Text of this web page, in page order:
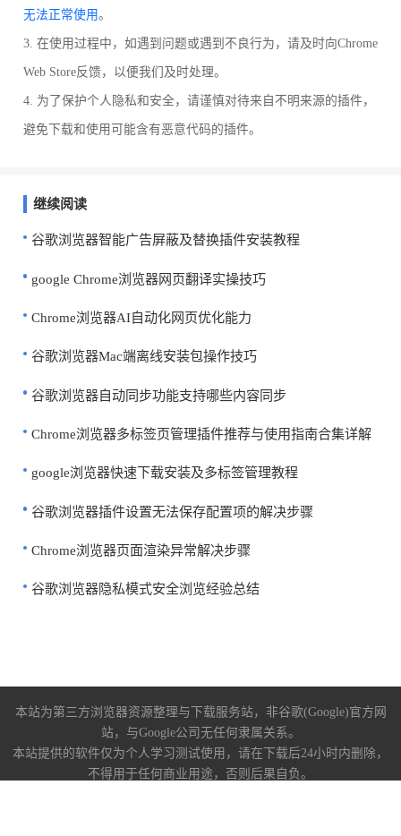
无法正常使用。
3. 在使用过程中，如遇到问题或遇到不良行为，请及时向Chrome
Web Store反馈，以便我们及时处理。
4. 为了保护个人隐私和安全，请谨慎对待来自不明来源的插件，
避免下载和使用可能含有恶意代码的插件。
继续阅读
谷歌浏览器智能广告屏蔽及替换插件安装教程
google Chrome浏览器网页翻译实操技巧
Chrome浏览器AI自动化网页优化能力
谷歌浏览器Mac端离线安装包操作技巧
谷歌浏览器自动同步功能支持哪些内容同步
Chrome浏览器多标签页管理插件推荐与使用指南合集详解
google浏览器快速下载安装及多标签管理教程
谷歌浏览器插件设置无法保存配置项的解决步骤
Chrome浏览器页面渲染异常解决步骤
谷歌浏览器隐私模式安全浏览经验总结
本站为第三方浏览器资源整理与下载服务站，非谷歌(Google)官方网
站，与Google公司无任何隶属关系。
本站提供的软件仅为个人学习测试使用，请在下载后24小时内删除，
不得用于任何商业用途，否则后果自负。